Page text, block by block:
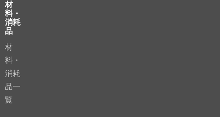
材
料・
消耗
品
材
料・
消耗
品一
覧